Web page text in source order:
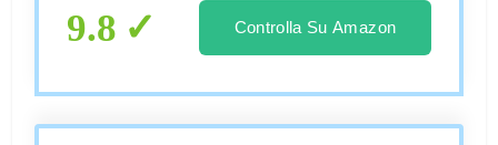
9.8 Controlla Su Amazon